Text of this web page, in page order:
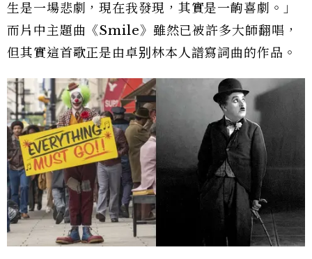
生是一場悲劇，現在我發現，其實是一齣喜劇。」
而片中主題曲《Smile》雖然已被許多大師翻唱，
但其實這首歌正是由卓别林本人譜寫詞曲的作品。